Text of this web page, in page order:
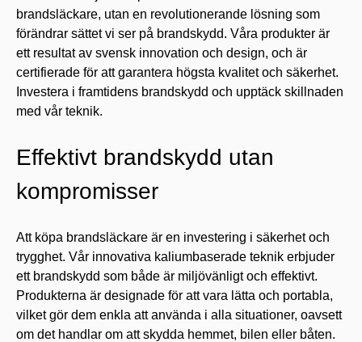
brandsläckare, utan en revolutionerande lösning som
förändrar sättet vi ser på brandskydd. Våra produkter är
ett resultat av svensk innovation och design, och är
certifierade för att garantera högsta kvalitet och säkerhet.
Investera i framtidens brandskydd och upptäck skillnaden
med vår teknik.
Effektivt brandskydd utan
kompromisser
Att köpa brandsläckare är en investering i säkerhet och
trygghet. Vår innovativa kaliumbaserade teknik erbjuder
ett brandskydd som både är miljövänligt och effektivt.
Produkterna är designade för att vara lätta och portabla,
vilket gör dem enkla att använda i alla situationer, oavsett
om det handlar om att skydda hemmet, bilen eller båten.